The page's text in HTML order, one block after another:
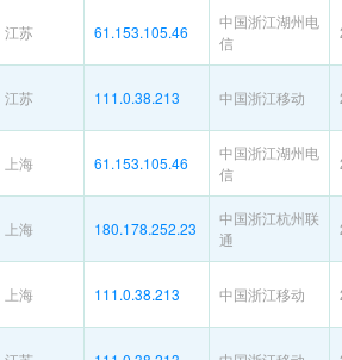
江苏 61.153.105.46
中国浙江湖州电
信
江苏 111.0.38.213 中国浙江移动
上海 61.153.105.46
中国浙江湖州电
信
上海 180.178.252.23
中国浙江杭州联
通
上海 111.0.38.213 中国浙江移动